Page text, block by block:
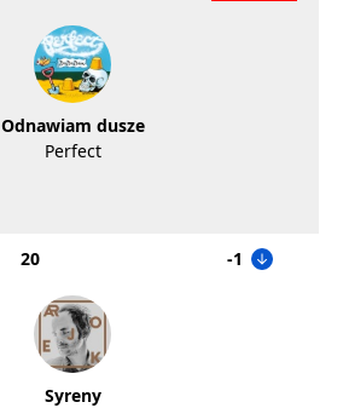
Odnawiam dusze
Perfect
20 -1
Syreny